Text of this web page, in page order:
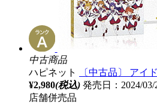
中古商品
ハピネット
〔中古品〕 アイ
¥2,980(税込) 発売日：2024/03/
店舗併売品